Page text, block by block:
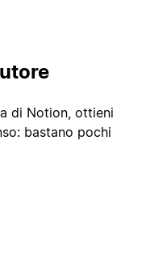
di Notion, ottieni
bastano pochi